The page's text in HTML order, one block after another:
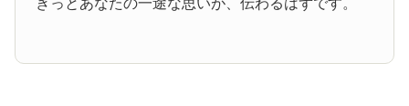
きっとあなたの一途な思いが、伝わるはずです。